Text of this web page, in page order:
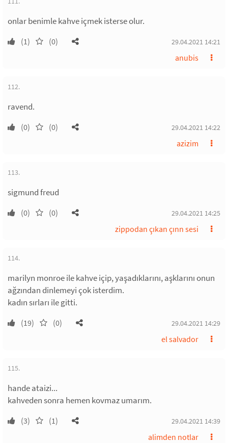
onlar benimle kahve içmek isterse olur.
(1) (0) 29.04.2021 14:21
anubis
112.
ravend.
(0) (0) 29.04.2021 14:22
azizim
113.
sigmund freud
(0) (0) 29.04.2021 14:25
zippodan çıkan çınn sesi
114.
marilyn monroe ile kahve içip, yaşadıklarını, aşklarını onun
ağzından dinlemeyi çok isterdim.
kadın sırları ile gitti.
(19) (0) 29.04.2021 14:29
el salvador
115.
hande ataizi...
kahveden sonra hemen kovmaz umarım.
(3) (1) 29.04.2021 14:39
alimden notlar